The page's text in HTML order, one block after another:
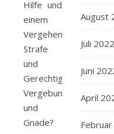
Hilfe und
einem
Vergehen,
Strafe
und
Gerechtigkeit,
Vergebung
und
Gnade?
August
Juli 2022
Juni
April